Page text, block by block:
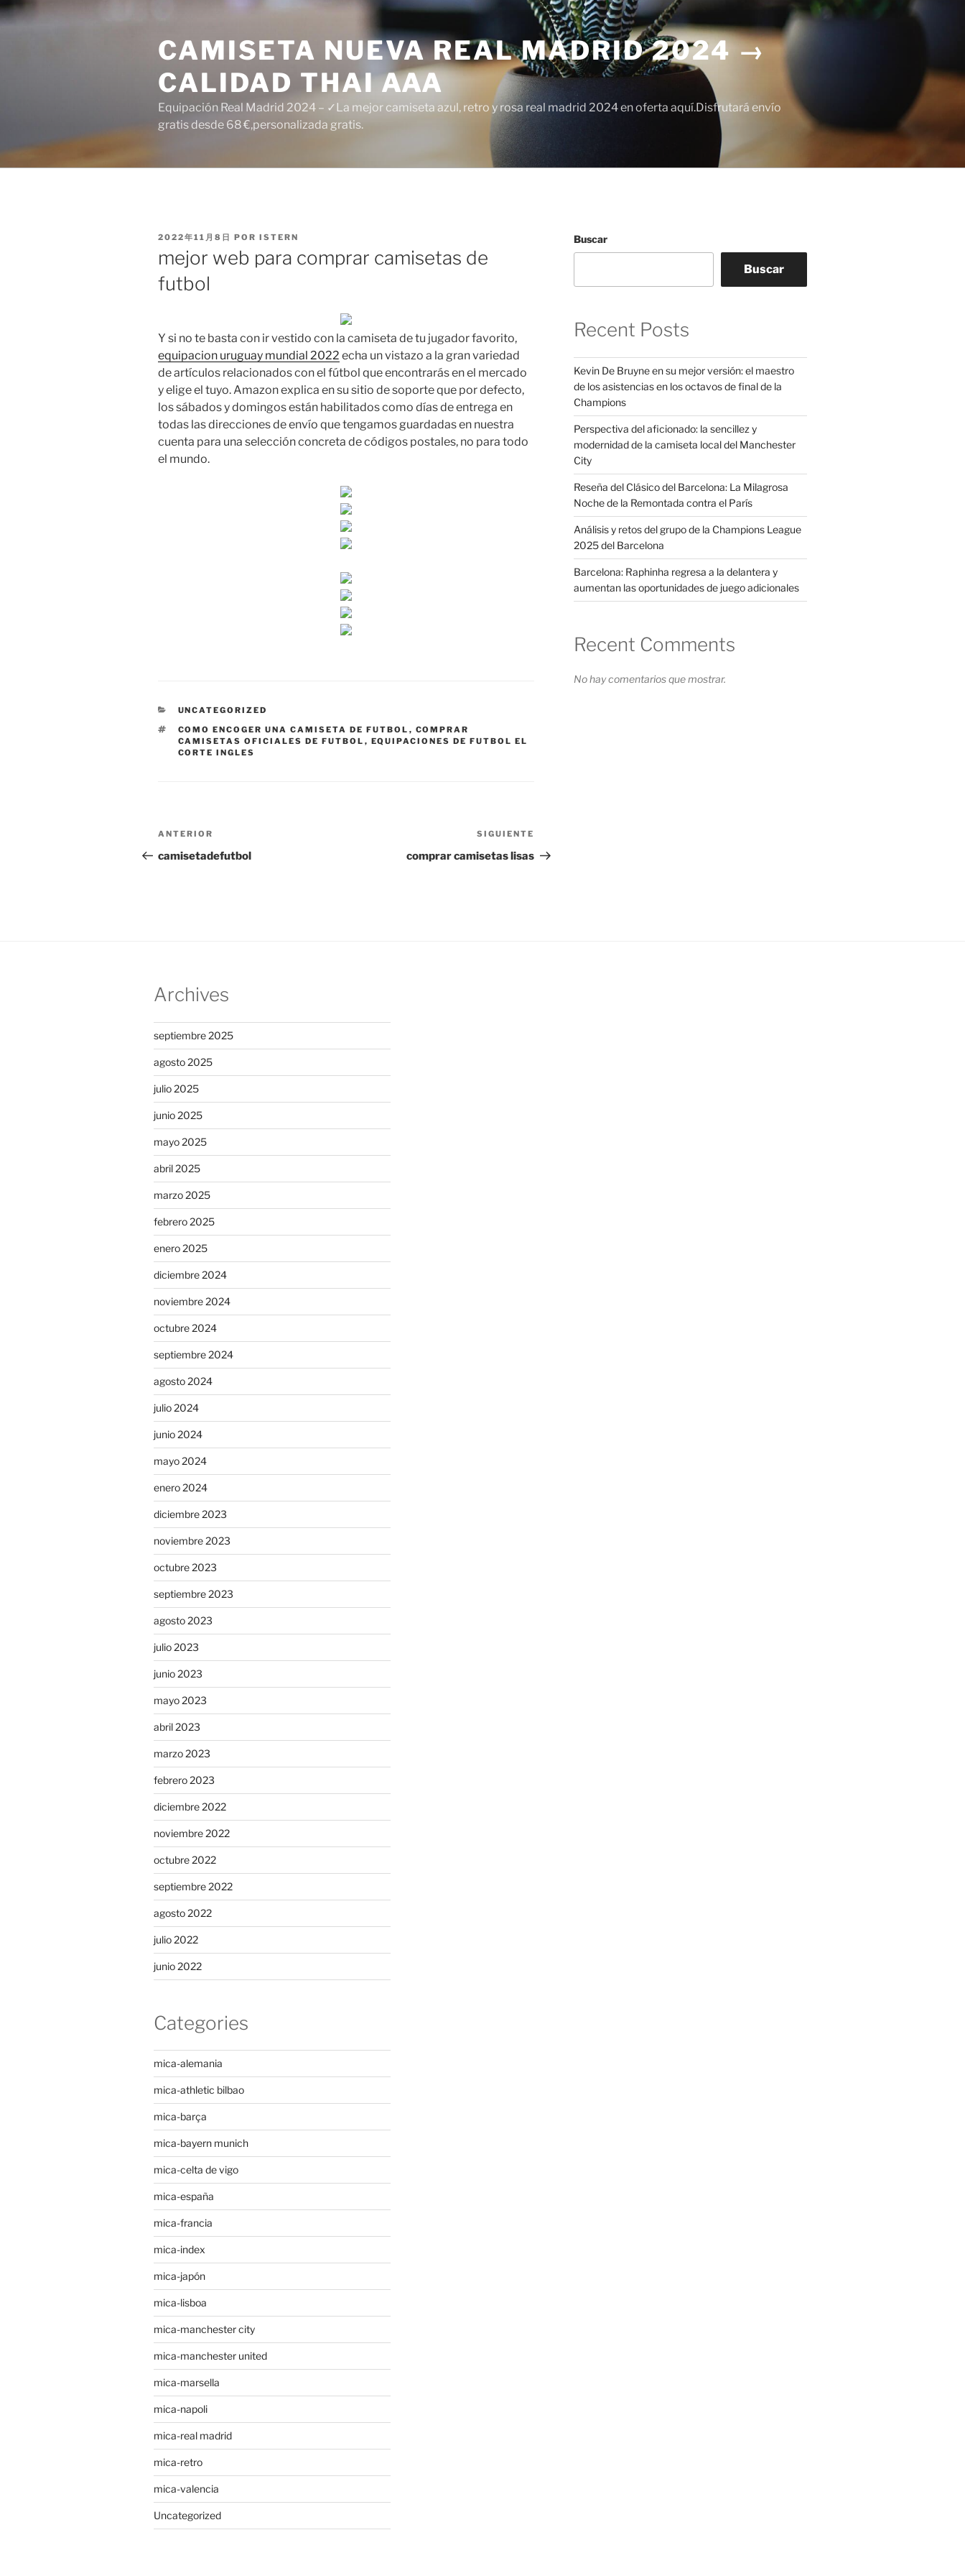
Saltar
al
CAMISETA NUEVA REAL MADRID 2024 →
CALIDAD THAI AAA
Equipación Real Madrid 2024 – ✓La mejor camiseta azul, retro y rosa real madrid 2024 en oferta aquí.Disfrutará envío
gratis desde 68 €,personalizada gratis.
PUBLICADO
2022年11月8日 POR ISTERN
mejor web para comprar camisetas de
futbol
Y si no te basta con ir vestido con la camiseta de tu jugador favorito,
equipacion uruguay mundial 2022 echa un vistazo a la gran variedad
de artículos relacionados con el fútbol que encontrarás en el mercado
y elige el tuyo. Amazon explica en su sitio de soporte que por defecto,
los sábados y domingos están habilitados como días de entrega en
todas las direcciones de envío que tengamos guardadas en nuestra
cuenta para una selección concreta de códigos postales, no para todo
el mundo.
CATEGORÍAS
UNCATEGORIZED
ETIQUETAS
COMO ENCOGER UNA CAMISETA DE FUTBOL , COMPRAR
CAMISETAS OFICIALES DE FUTBOL , EQUIPACIONES DE FUTBOL EL
CORTE INGLES
Navegación
de
Entrada
anterior:
ANTERIOR
camisetadefutbol
entrada
SIGUIENTE
comprar camisetas lisas
Buscar
Buscar
Recent Posts
Kevin De Bruyne en su mejor versión: el maestro
de los asistencias en los octavos de final de la
Champions
Perspectiva del aficionado: la sencillez y
modernidad de la camiseta local del Manchester
City
Reseña del Clásico del Barcelona: La Milagrosa
Noche de la Remontada contra el París
Análisis y retos del grupo de la Champions League
2025 del Barcelona
Barcelona: Raphinha regresa a la delantera y
aumentan las oportunidades de juego adicionales
Recent Comments
No hay comentarios que mostrar.
Archives
septiembre 2025
agosto 2025
julio 2025
junio 2025
mayo 2025
abril 2025
marzo 2025
febrero 2025
enero 2025
diciembre 2024
noviembre 2024
octubre 2024
septiembre 2024
agosto 2024
julio 2024
junio 2024
mayo 2024
enero 2024
diciembre 2023
noviembre 2023
octubre 2023
septiembre 2023
agosto 2023
julio 2023
junio 2023
mayo 2023
abril 2023
marzo 2023
febrero 2023
diciembre 2022
noviembre 2022
octubre 2022
septiembre 2022
agosto 2022
julio 2022
junio 2022
Categories
mica-alemania
mica-athletic bilbao
mica-barça
mica-bayern munich
mica-celta de vigo
mica-españa
mica-francia
mica-index
mica-japón
mica-lisboa
mica-manchester city
mica-manchester united
mica-marsella
mica-napoli
mica-real madrid
mica-retro
mica-valencia
Uncategorized